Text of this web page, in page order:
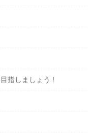
指しましょう !